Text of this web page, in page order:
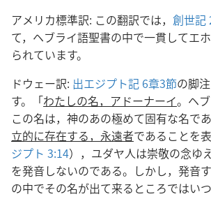
アメリカ標準訳: この翻訳では， 創世記
て，ヘブライ語聖書の中で一貫してエ
られています。
ドウェー訳: 出エジプト記 6章3節の脚
す。「わたしの名，アドーナーイ。ヘ
この名は，神のあの極めて固有な名で
立的に存在する，永遠者であることを
ジプト 3:14），ユダヤ人は崇敬の念ゆ
を発音しないのである。しかし，発音
の中でその名が出て来るところではい